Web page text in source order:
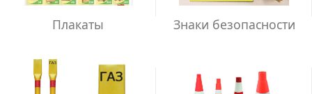
Плакаты Знаки безопасности